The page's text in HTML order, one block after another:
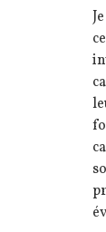
J